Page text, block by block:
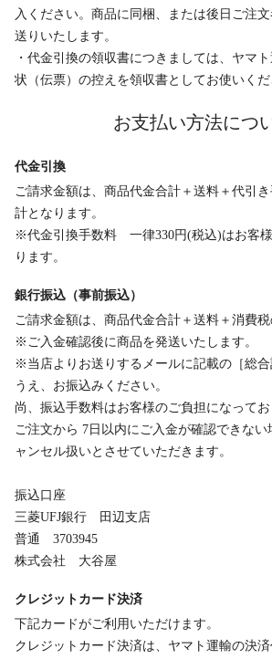
入ください。商品に同梱、または後日ご注
送りいたします。
・代金引換の領収書につきましては、ヤマ
状（伝票）の控えを領収書としてお使いくだ
お支払い方法につ
代金引換
ご請求金額は、商品代金合計＋送料＋代引
計となります。
※代金引換手数料 一律330円(税込)はお客
ります。
銀行振込（事前振込）
ご請求金額は、商品代金合計＋送料＋消費税
※ご入金確認後に商品を発送いたします。
※当店よりお送りするメールに記載の［総
うえ、お振込みください。
尚、振込手数料はお客様のご負担になってお
ご注文から 7日以内にご入金が確認できな
ャンセル扱いとさせていただきます。
振込口座
三菱UFJ銀行 田辺支店
普通 3703945
株式会社 大谷屋
クレジットカード決済
下記カードがご利用いただけます。
クレジットカード決済は、ヤマト運輸の決